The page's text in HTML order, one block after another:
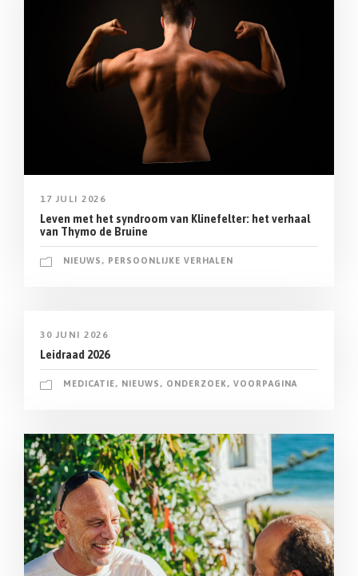
17 JULI 2026
Leven met het syndroom van Klinefelter: het verhaal
van Thymo de Bruine
NIEUWS , PERSOONLIJKE VERHALEN
30 JUNI 2026
Leidraad 2026
MEDICATIE, NIEUWS , ONDERZOEK , VOORPAGINA